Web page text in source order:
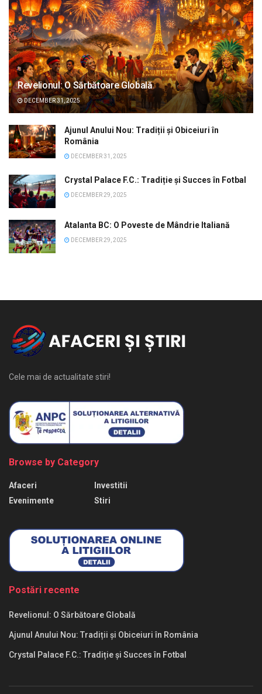
Revelionul: O Sărbătoare Globală
DECEMBER 31, 2025
Ajunul Anului Nou: Tradiții și Obiceiuri în
România
DECEMBER 31, 2025
Crystal Palace F.C.: Tradiție și Succes în Fotbal
DECEMBER 29, 2025
Atalanta BC: O Poveste de Mândrie Italiană
DECEMBER 29, 2025
Cele mai de actualitate stiri!
Browse by Category
Afaceri
Evenimente
Investitii
Stiri
Postări recente
Revelionul: O Sărbătoare Globală
Ajunul Anului Nou: Tradiții și Obiceiuri în România
Crystal Palace F.C.: Tradiție și Succes în Fotbal